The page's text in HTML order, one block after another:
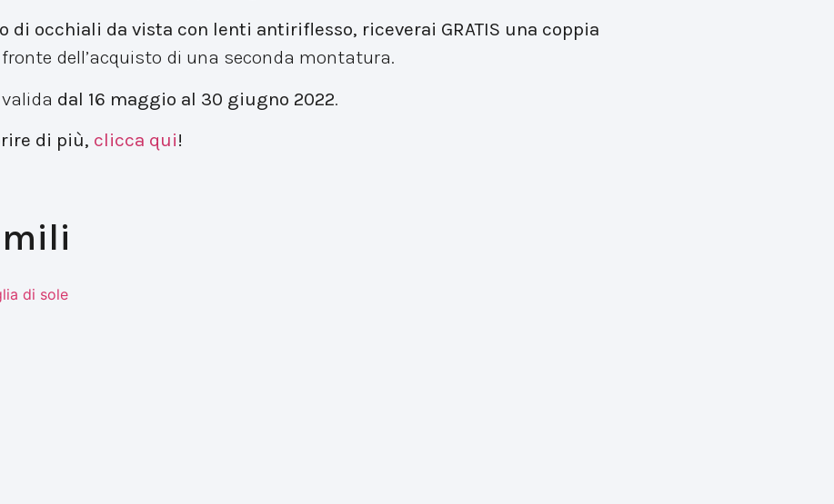
di occhiali da vista con lenti antiriflesso, riceverai GRATIS una coppia
fronte dell’acquisto di una seconda montatura.
dal 16 maggio al 30 giugno 2022.
di più, clicca qui!